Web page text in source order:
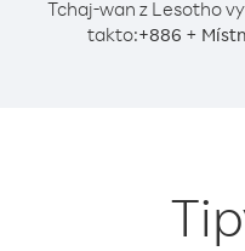
Tchaj-wan z Lesotho
takto:+886 +